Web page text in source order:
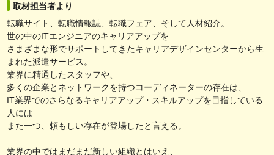
取材担当者より
転職サイト、転職情報誌、転職フェア、そして人材紹介。
世の中のITエンジニアのキャリアアップを
さまざまな形でサポートしてきたキャリアデザインセンターから生
まれた派遣サービス。
業界に精通したスタッフや、
多くの企業とネットワークを持つコーディネーターの存在は、
IT業界でのさらなるキャリアアップ・スキルアップを目指している
人には
また一つ、頼もしい存在が登場したと言える。
業界の中ではまだまだ新しい組織とはいえ、